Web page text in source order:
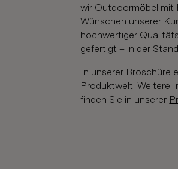
wir Outdoormöbel mit
Wünschen unserer
hochwertiger
gefertigt – in der
In unserer Broschüre
Produktwelt. Weitere
finden Sie in unserer